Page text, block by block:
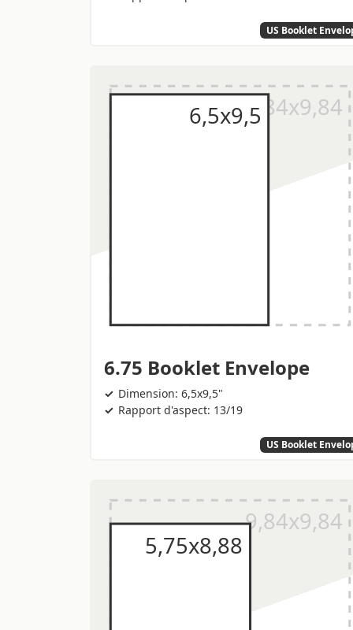
US Booklet
6.75 Booklet Envelope
Dimension: 6,5x9,5"
Rapport d'aspect: 13/19
US Booklet